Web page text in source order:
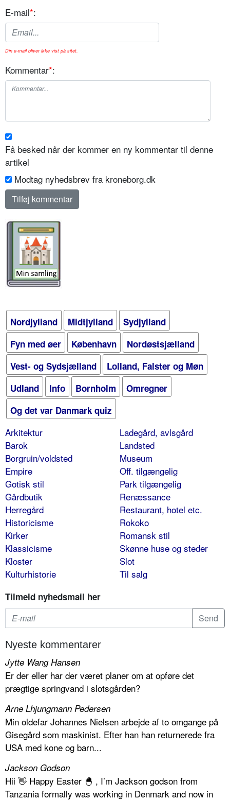
E-mail*:
Din e-mail bliver ikke vist på sitet.
Kommentar*:
Få besked når der kommer en ny kommentar til denne
artikel
Modtag nyhedsbrev fra kroneborg.dk
Nordjylland Midtjylland
Sydjylland
Fyn med øer
København
Nordøstsjælland
Vest- og Sydsjælland
Lolland, Falster og Møn
Udland
Info Bornholm
Omregner
Og det var Danmark quiz
Arkitektur
Barok
Borgruin/voldsted
Empire
Gotisk stil
Gårdbutik
Herregård
Historicisme
Kirker
Klassicisme
Kloster
Kulturhistorie
Ladegård, avlsgård
Landsted
Museum
Off. tilgængelig
Park tilgængelig
Renæssance
Restaurant, hotel etc.
Rokoko
Romansk stil
Skønne huse og steder
Slot
Til salg
Tilmeld nyhedsmail her
Nyeste kommentarer
Jytte Wang Hansen
Er der eller har der været planer om at opføre det
prægtige springvand i slotsgården?
Arne Lhjungmann Pedersen
Min oldefar Johannes Nielsen arbejde af to omgange på
Gisegård som maskinist. Efter han han returnerede fra
USA med kone og barn...
Jackson Godson
Hii 👋 Happy Easter 🐣 , I’m Jackson godson from
Tanzania formally was working in Denmark and now in